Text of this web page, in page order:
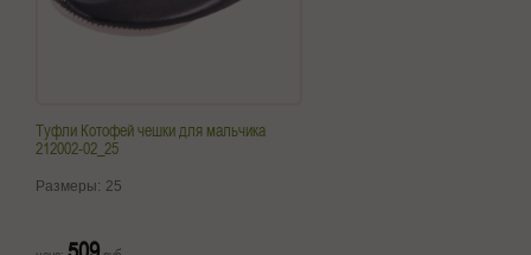
Туфли Котофей чешки для мальчика
212002-02_25
Размеры: 25